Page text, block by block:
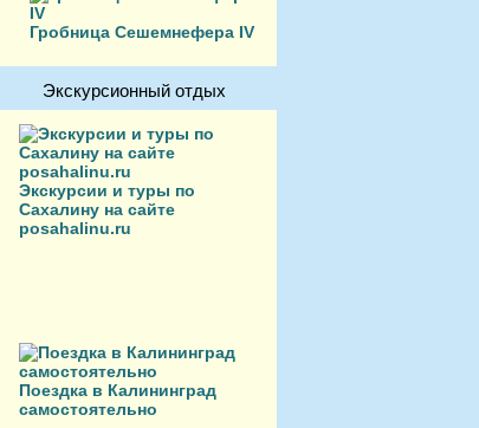
Гробница Сешемнефера IV
Экскурсионный отдых
Экскурсии и туры по
Сахалину на сайте
posahalinu.ru
Поездка в Калининград
самостоятельно